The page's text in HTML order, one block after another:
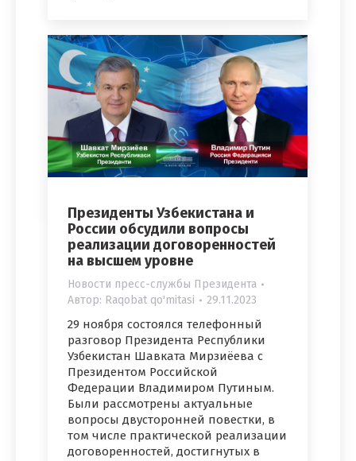
Президенты Узбекистана и
России обсудили вопросы
реализации договоренностей
на высшем уровне
Новости пресс-службы Президента
Автор: Raqobat qo'mitasi 29.11.2023
29 ноября состоялся телефонный
разговор Президента Республики
Узбекистан Шавката Мирзиёева с
Президентом Российской
Федерации Владимиром Путиным.
Были рассмотрены актуальные
вопросы двусторонней повестки, в
том числе практической реализации
договоренностей, достигнутых в